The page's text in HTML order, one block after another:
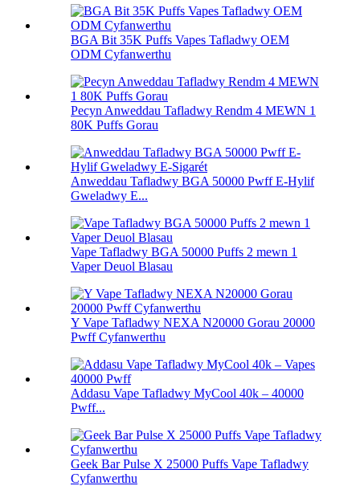
BGA Bit 35K Puffs Vapes Tafladwy OEM
ODM Cyfanwerthu
Pecyn Anweddau Tafladwy Rendm 4 MEWN 1
80K Puffs Gorau
Anweddau Tafladwy BGA 50000 Pwff E-Hylif
Gweladwy E...
Vape Tafladwy BGA 50000 Puffs 2 mewn 1
Vaper Deuol Blasau
Y Vape Tafladwy NEXA N20000 Gorau 20000
Pwff Cyfanwerthu
Addasu Vape Tafladwy MyCool 40k – 40000
Pwff...
Geek Bar Pulse X 25000 Puffs Vape Tafladwy
Cyfanwerthu